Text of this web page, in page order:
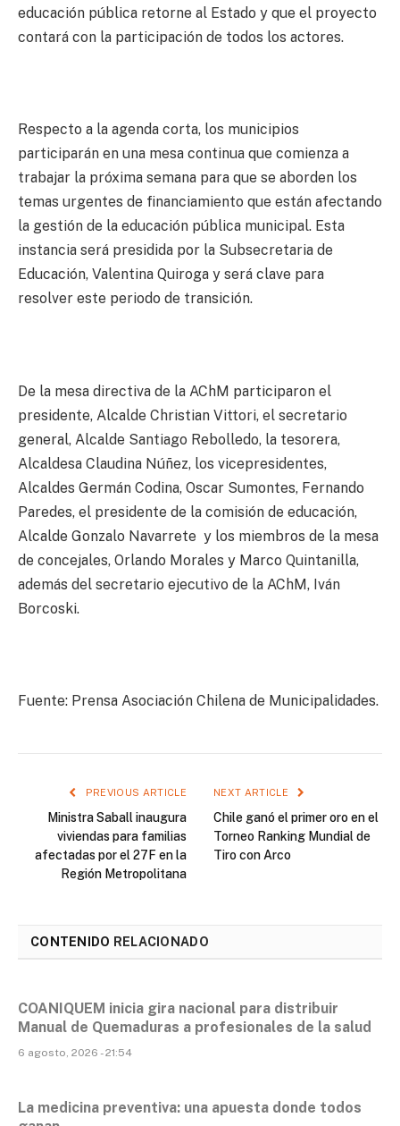
educación pública retorne al Estado y que el proyecto
contará con la participación de todos los actores.
Respecto a la agenda corta, los municipios
participarán en una mesa continua que comienza a
trabajar la próxima semana para que se aborden los
temas urgentes de financiamiento que están afectando
la gestión de la educación pública municipal. Esta
instancia será presidida por la Subsecretaria de
Educación, Valentina Quiroga y será clave para
resolver este periodo de transición.
De la mesa directiva de la AChM participaron el
presidente, Alcalde Christian Vittori, el secretario
general, Alcalde Santiago Rebolledo, la tesorera,
Alcaldesa Claudina Núñez, los vicepresidentes,
Alcaldes Germán Codina, Oscar Sumontes, Fernando
Paredes, el presidente de la comisión de educación,
Alcalde Gonzalo Navarrete y los miembros de la mesa
de concejales, Orlando Morales y Marco Quintanilla,
además del secretario ejecutivo de la AChM, Iván
Borcoski.
Fuente: Prensa Asociación Chilena de Municipalidades.
PREVIOUS ARTICLE
Ministra Saball inaugura
viviendas para familias
afectadas por el 27F en la
Región Metropolitana
NEXT ARTICLE
Chile ganó el primer oro en el
Torneo Ranking Mundial de
Tiro con Arco
CONTENIDO RELACIONADO
COANIQUEM inicia gira nacional para distribuir
Manual de Quemaduras a profesionales de la salud
6 agosto, 2026 - 21:54
La medicina preventiva: una apuesta donde todos